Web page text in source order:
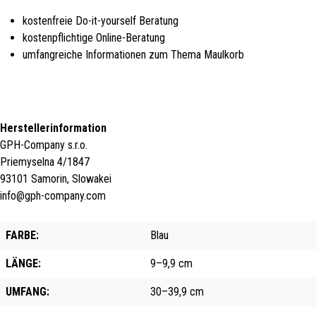
kostenfreie Do-it-yourself Beratung
kostenpflichtige Online-Beratung
umfangreiche Informationen zum Thema Maulkorb
Herstellerinformation
GPH-Company s.r.o.
Priemyselna 4/1847
93101 Samorin, Slowakei
info@gph-company.com
FARBE: Blau
LÄNGE: 9–9,9 cm
UMFANG: 30–39,9 cm